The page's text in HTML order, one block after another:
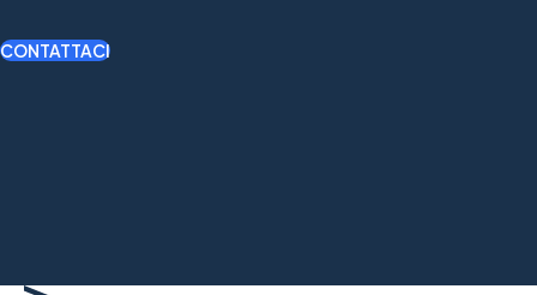
CONTATTACI